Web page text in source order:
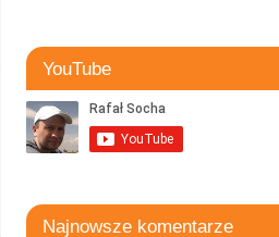
YouTube
Najnowsze komentarze